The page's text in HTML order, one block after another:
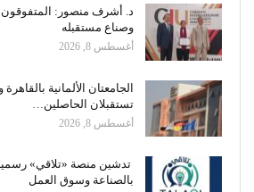
د. أشرف منصور:
وصناع مستقبله
أغسطس 8, 2026
الجامعتان الألمانية
تستقبلان الحاصلين…
أغسطس 8, 2026
تدشين منصة «تلاقي»
بالصناعة وسوق العمل